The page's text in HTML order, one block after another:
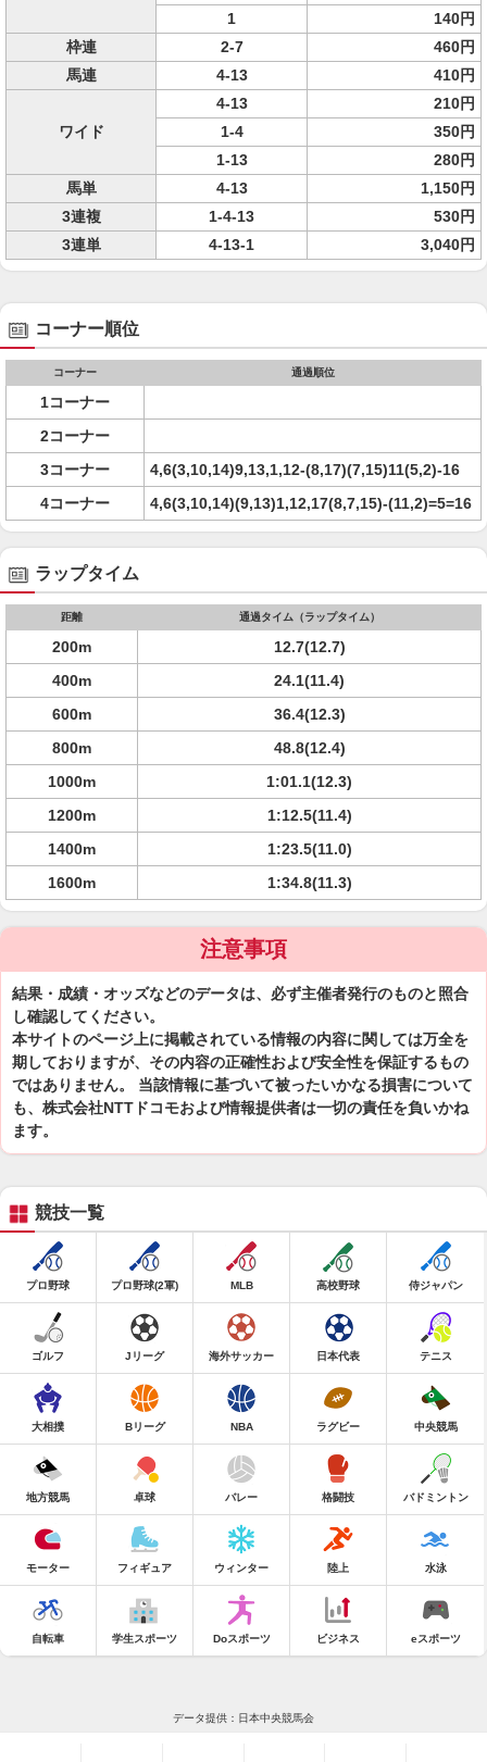
1
140円
枠連
2-7
460円
馬連
4-13 410円
ワイド
4-13
210円
1-4
350円
1-13
280円
馬単
4-13
1,150円
3連複
1-4-13
530円
3連単
4-13-1 3,040円
コーナー順位
コーナー 通過順位
1コーナー
2コーナー
3コーナー
4,6(3,10,14)9,13,1,12-(8,17)(7,15)11(5,2)-16
4コーナー
4,6(3,10,14)(9,13)1,12,17(8,7,15)-(11,2)=5=16
ラップタイム
距離 通過タイム（ラップタイム）
200m
12.7(12.7)
400m
24.1(11.4)
600m
36.4(12.3)
800m
48.8(12.4)
1000m
1:01.1(12.3)
1200m
1:12.5(11.4)
1400m
1:23.5(11.0)
1600m
1:34.8(11.3)
注意事項
結果・成績・オッズなどのデータは、必ず主催者発行のものと照合
し確認してください。
本サイトのページ上に掲載されている情報の内容に関しては万全を
期しておりますが、その内容の正確性および安全性を保証するもの
ではありません。 当該情報に基づいて被ったいかなる損害について
も、株式会社NTTドコモおよび情報提供者は一切の責任を負いかね
ます。
競技一覧
プロ野球 プロ野球(2軍) MLB 高校野球 侍ジャパン
ゴルフ Jリーグ 海外サッカー 日本代表 テニス
大相撲 Bリーグ NBA ラグビー 中央競馬
地方競馬 卓球 バレー 格闘技 バドミントン
モーター フィギュア ウィンター 陸上 水泳
自転車 学生スポーツ Doスポーツ ビジネス eスポーツ
データ提供：日本中央競馬会